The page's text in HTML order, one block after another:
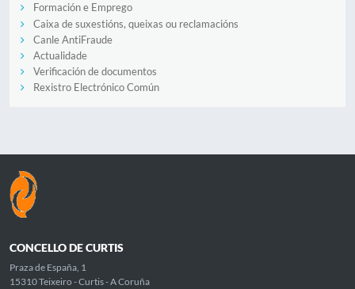
Formación e Emprego
Caixa de suxestións, queixas ou reclamacións
Canle AntiFraude
Actualidade
Verificación de documentos
Rexistro Electrónico Común
CONCELLO DE CURTIS
Praza de España, 1
15310 Teixeiro - Curtis - A Coruña